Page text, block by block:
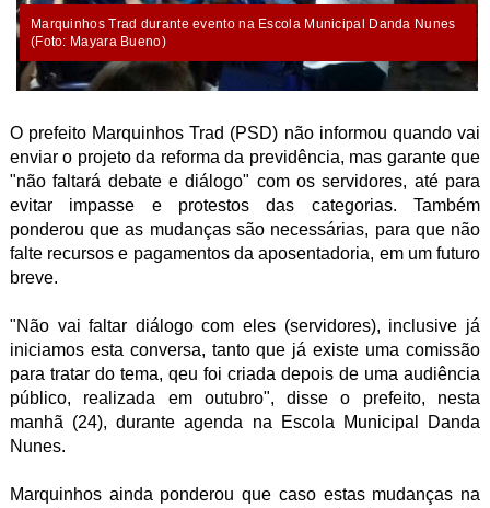
Marquinhos Trad durante evento na Escola Municipal Danda Nunes
(Foto: Mayara Bueno)
O prefeito Marquinhos Trad (PSD) não informou quando vai
enviar o projeto da reforma da previdência, mas garante que
"não faltará debate e diálogo" com os servidores, até para
evitar impasse e protestos das categorias. Também
ponderou que as mudanças são necessárias, para que não
falte recursos e pagamentos da aposentadoria, em um futuro
breve.
"Não vai faltar diálogo com eles (servidores), inclusive já
iniciamos esta conversa, tanto que já existe uma comissão
para tratar do tema, qeu foi criada depois de uma audiência
público, realizada em outubro", disse o prefeito, nesta
manhã (24), durante agenda na Escola Municipal Danda
Nunes.
Marquinhos ainda ponderou que caso estas mudanças na